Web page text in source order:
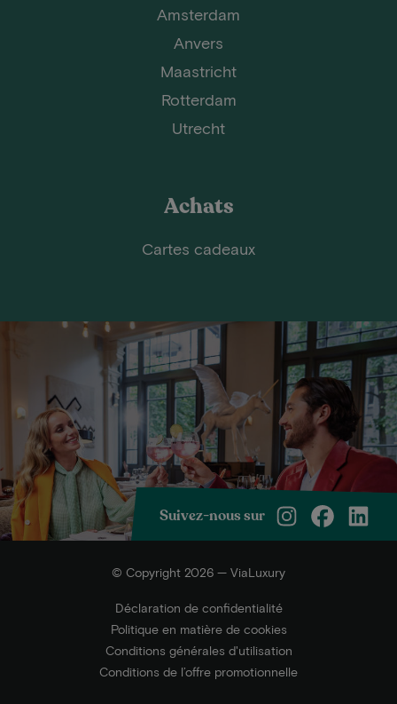
Amsterdam
Anvers
Maastricht
Rotterdam
Utrecht
Achats
Cartes cadeaux
Suivez-nous sur
© Copyright 2026 — ViaLuxury
Déclaration de confidentialité
Politique en matière de cookies
Conditions générales d'utilisation
Conditions de l’offre promotionnelle